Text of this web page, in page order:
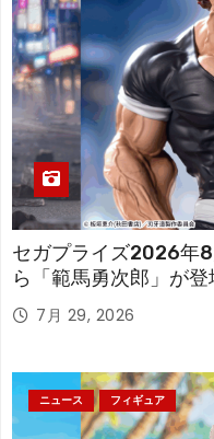
セガプライズ2026年
ら「範馬勇次郎」が
7月 29, 2026
ニュース フィギュア